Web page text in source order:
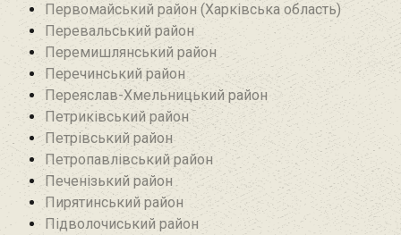
Первомайський район (Харківська область)
Перевальський район‎
Перемишлянський район
Перечинський район
Переяслав-Хмельницький район
Петриківський район
Петрівський район‎
Петропавлівський район
Печенізький район
Пирятинський район
Підволочиський район